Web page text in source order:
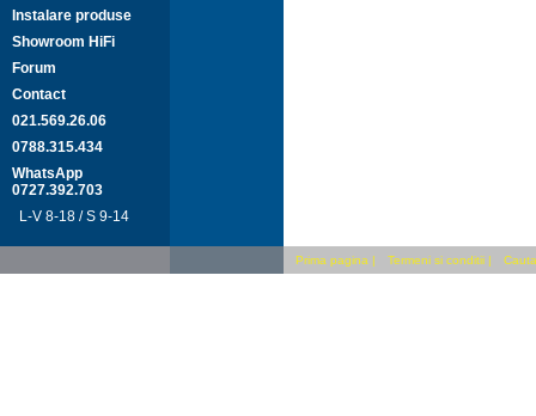
Instalare produse
Showroom HiFi
Forum
Contact
021.569.26.06
0788.315.434
WhatsApp
0727.392.703
L-V 8-18 / S 9-14
Prima pagina | Termeni si conditii |